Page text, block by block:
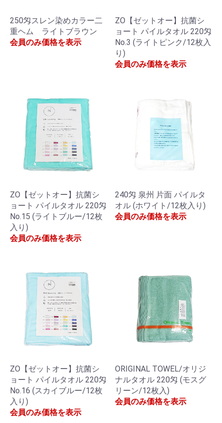
250匁スレン染めカラー二
重ヘム ライトブラウン
会員のみ価格を表示
ZO【ゼットオー】抗菌シ
ョート パイルタオル 220匁
No.3 (ライトピンク/12枚入
り)
会員のみ価格を表示
ZO【ゼットオー】抗菌シ
ョート パイルタオル 220匁
No.15 (ライトブルー/12枚
入り)
会員のみ価格を表示
240匁 泉州 片面 パイルタ
オル (ホワイト/12枚入り)
会員のみ価格を表示
ZO【ゼットオー】抗菌シ
ョート パイルタオル 220匁
No.16 (スカイブルー/12枚
入り)
会員のみ価格を表示
ORIGINAL TOWEL/オリジ
ナルタオル 220匁 (モスグ
リーン/12枚入)
会員のみ価格を表示